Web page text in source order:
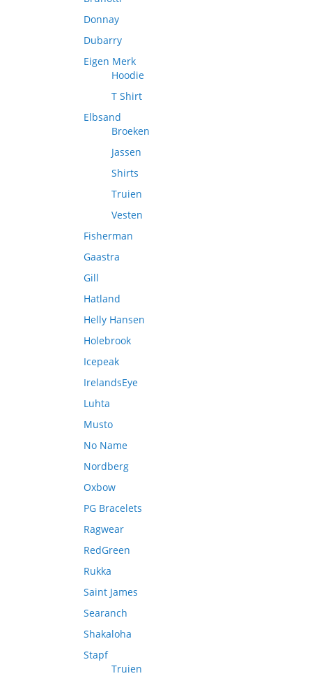
Donnay
Dubarry
Eigen Merk
Hoodie
T Shirt
Elbsand
Broeken
Jassen
Shirts
Truien
Vesten
Fisherman
Gaastra
Gill
Hatland
Helly Hansen
Holebrook
Icepeak
IrelandsEye
Luhta
Musto
No Name
Nordberg
Oxbow
PG Bracelets
Ragwear
RedGreen
Rukka
Saint James
Searanch
Shakaloha
Stapf
Truien